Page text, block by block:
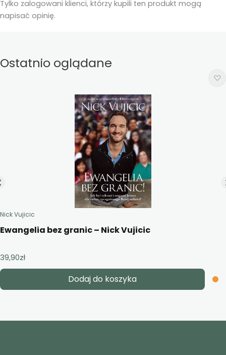
Tylko zalogowani klienci, którzy kupili ten produkt mogą
napisać opinię.
Ostatnio oglądane
Nick Vujicic
Ewangelia bez granic – Nick Vujicic
39,90zł
Dodaj do koszyka